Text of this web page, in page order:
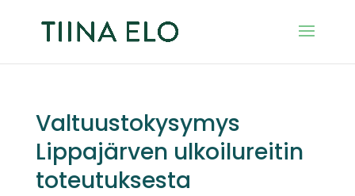
Valtuustokysymys
Lippajärven ulkoilureitin
toteutuksesta